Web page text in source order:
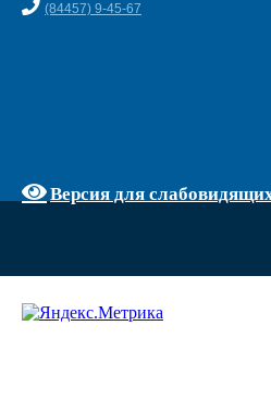
(84457) 9-45-67
Версия для